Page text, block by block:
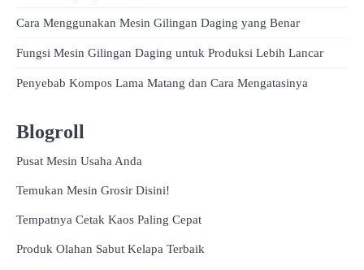
Cara Menggunakan Mesin Gilingan Daging yang Benar
Fungsi Mesin Gilingan Daging untuk Produksi Lebih Lancar
Penyebab Kompos Lama Matang dan Cara Mengatasinya
Blogroll
Pusat Mesin Usaha Anda
Temukan Mesin Grosir Disini!
Tempatnya Cetak Kaos Paling Cepat
Produk Olahan Sabut Kelapa Terbaik